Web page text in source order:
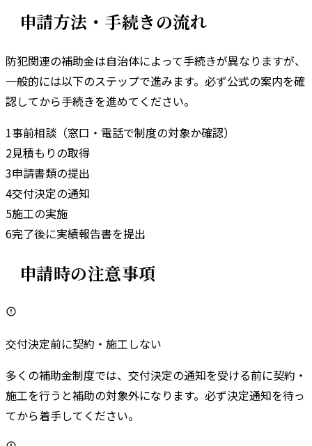
申請方法・手続きの流れ
防犯関連の補助金は自治体によって手続きが異なりますが、
一般的には以下のステップで進みます。 必ず公式の案内を確
認してから手続きを進めてください。
1事前相談（窓口・電話で制度の対象か確認）
2見積もりの取得
3申請書類の提出
4交付決定の通知
5施工の実施
6完了後に実績報告書を提出
申請時の注意事項
交付決定前に契約・施工しない
多くの補助金制度では、交付決定の通知を受ける前に契約・
施工を行うと補助の対象外になります。必ず決定通知を待っ
てから着手してください。